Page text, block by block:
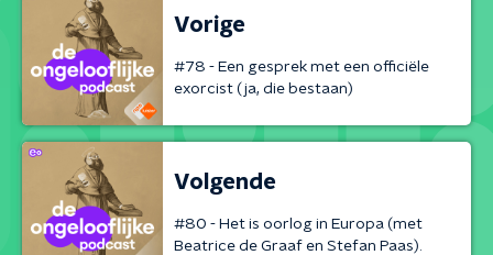
Vorige
#78 - Een gesprek met een officiële
exorcist (ja, die bestaan)
Volgende
#80 - Het is oorlog in Europa (met
Beatrice de Graaf en Stefan Paas).